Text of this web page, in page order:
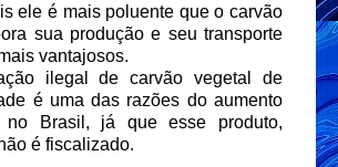
ele é mais poluente que o carvão
sua produção e seu transporte
vantajosos.
ilegal de carvão vegetal de
é uma das razões do aumento
no Brasil, já que esse produto,
é fiscalizado.